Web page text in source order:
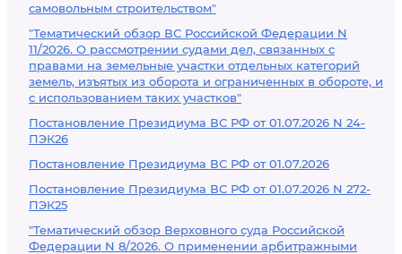
самовольным строительством"
"Тематический обзор ВС Российской Федерации N
11/2026. О рассмотрении судами дел, связанных с
правами на земельные участки отдельных категорий
земель, изъятых из оборота и ограниченных в обороте, и
с использованием таких участков"
Постановление Президиума ВС РФ от 01.07.2026 N 24-
ПЭК26
Постановление Президиума ВС РФ от 01.07.2026
Постановление Президиума ВС РФ от 01.07.2026 N 272-
ПЭК25
"Тематический обзор Верховного суда Российской
Федерации N 8/2026. О применении арбитражными